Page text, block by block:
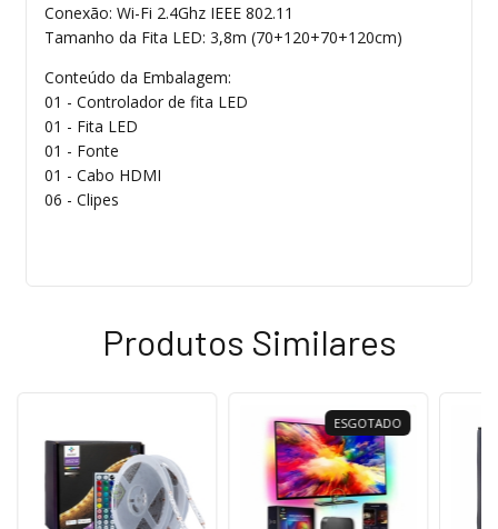
Conexão: Wi-Fi 2.4Ghz IEEE 802.11
Tamanho da Fita LED: 3,8m (70+120+70+120cm)
Conteúdo da Embalagem:
01 - Controlador de fita LED
01 - Fita LED
01 - Fonte
01 - Cabo HDMI
06 - Clipes
Produtos Similares
ESGOTADO